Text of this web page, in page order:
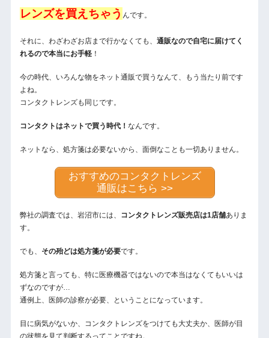
レンズを買えちゃう んです。
それに、わざわざお店まで行かなくても、 通販なので自宅に届けてく
れるので本当にお手軽！
今の時代、いろんな物をネット通販で買うなんて、もう当たり前です
よね。
コンタクトレンズも同じです。
コンタクトはネットで買う時代！ なんです。
ネットなら、処方箋は必要ないから、面倒なことも一切ありません。
おすすめのコンタクトレンズ
通販はこちら >>
弊社の調査では、岩沼市には、 コンタクトレンズ販売店は1店舗ありま
す。
でも、 その殆どは処方箋が必要です。
処方箋と言っても、特に医療機器ではないので本当はなくてもいいは
ずなのですが…
通例上、医師の診察が必要、ということになっています。
目に病気がないか、コンタクトレンズをつけても大丈夫か、医師が目